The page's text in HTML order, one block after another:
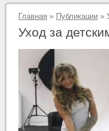
Главная » Публикации »
Уход за